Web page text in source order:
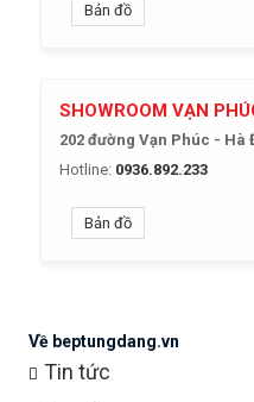
Bản đồ
SHOWROOM VẠN
202 đường Vạn Phúc - Hà
Hotline: 0936.892.233
Bản đồ
Về beptungdang.vn
Tin tức